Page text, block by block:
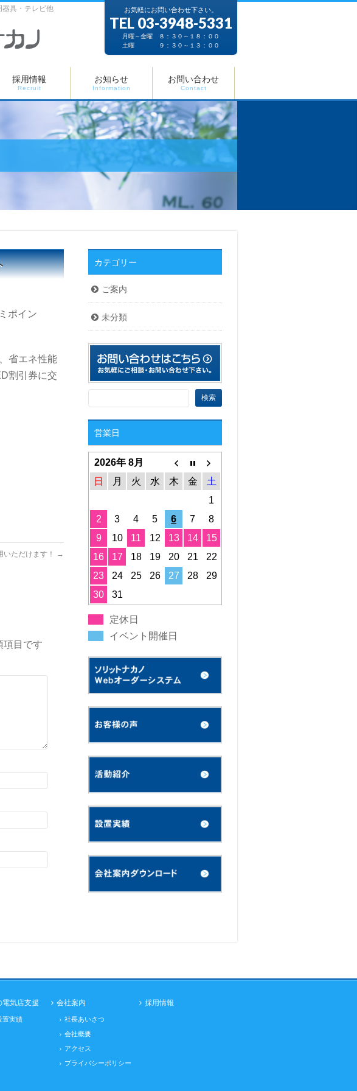
器具・テレビ他 お気軽にお問い合わせ下さい。
TEL 03-3948-5331
月曜～金曜 ８：３０～１８：００
土曜 ９：３０～１３：００
採用情報
Recruit
お知らせ
Information
お問い合わせ
Contact
ポイン
省エネ性能
割引券に交
ただけます！ →
項目です
カテゴリー
ご案内
未分類
営業日
2026年 8月
日
月 火 水 木 金
土
1
2
3 4 5 6 7
8
9
10 11 12 13 14
15
16
17 18 19 20 21
22
23
24 25 26 27 28
29
30
31
定休日
イベント開催日
電気店支援
置実績
会社案内
社長あいさつ
会社概要
アクセス
プライバシーポリシー
採用情報